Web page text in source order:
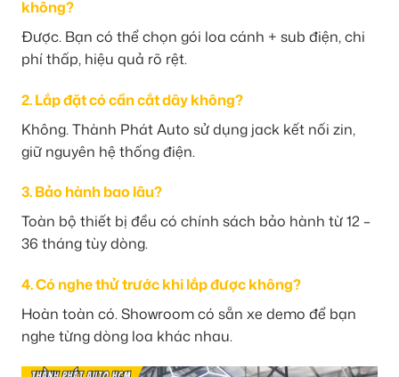
không?
Được. Bạn có thể chọn gói loa cánh + sub điện, chi
phí thấp, hiệu quả rõ rệt.
2. Lắp đặt có cần cắt dây không?
Không. Thành Phát Auto sử dụng jack kết nối zin,
giữ nguyên hệ thống điện.
3. Bảo hành bao lâu?
Toàn bộ thiết bị đều có chính sách bảo hành từ 12 –
36 tháng tùy dòng.
4. Có nghe thử trước khi lắp được không?
Hoàn toàn có. Showroom có sẵn xe demo để bạn
nghe từng dòng loa khác nhau.